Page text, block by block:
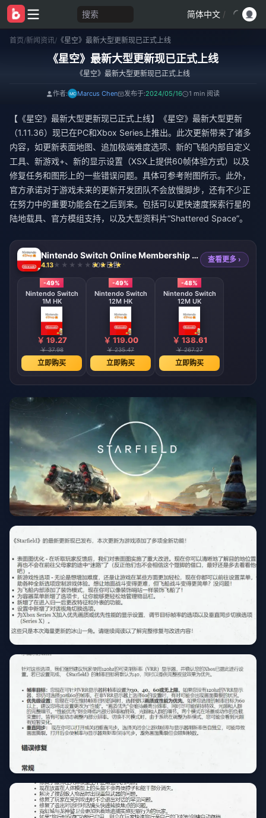
搜索 简体中文 /
首页/新闻资讯/ 《星空》最新大型更新现已正式上线
《星空》最新大型更新现已正式上线
《星空》最新大型更新现已正式上线
作者: Marcus Chen 发布于:2024/05/16 1 min 阅读
【《星空》最新大型更新现已正式上线】《星空》最新大型更新
（1.11.36）现已在PC和Xbox Series上推出。此次更新带来了诸多
内容，如更新表面地图、追加极端难度选项、新的飞船内部自定义
工具、新游戏+、新的显示设置（XSX上提供60帧体验方式）以及
修复任务和图形上的一些错误问题。具体可参考附图所示。此外，
官方承诺对于游戏未来的更新开发团队不会放慢脚步，还有不少正
在努力中的重要功能会在之后到来。包括可以更快速度探索行星的
陆地载具、官方模组支持，以及大型资料片“Shattered Space”。
Nintendo Switch Online Membership (US)
4.13 800 已售
查看更多 ›
-49%
Nintendo Switch
1M HK
￥ 19.27
￥ 37.98
立即购买
-49%
Nintendo Switch
12M HK
￥ 119.00
￥ 235.47
立即购买
-48%
Nintendo Switch
12M UK
￥ 138.61
￥ 267.27
立即购买